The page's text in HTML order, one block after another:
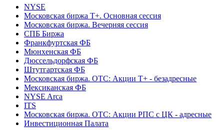
NYSE
Московская биржа Т+. Основная сессия
Московская биржа. Вечерняя сессия
СПБ Биржа
Франкфуртская ФБ
Мюнхенская ФБ
Дюссельдорфская ФБ
Штутгартская ФБ
Московская биржа. OTC: Акции T+ - безадресные
Мексиканская ФБ
NYSE Arca
ITS
Московская биржа. OTC: Акции РПС с ЦК - адресные
Инвестиционная Палата